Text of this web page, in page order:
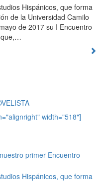
Hispánicos, que forma
de la Universidad Camilo
de 2017 su I Encuentro
que,…
width="518"]
primer Encuentro
Hispánicos, que forma